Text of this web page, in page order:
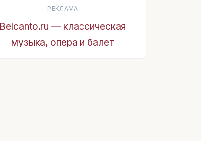
РЕКЛАМА
Belcanto.ru — классическая
музыка, опера и балет